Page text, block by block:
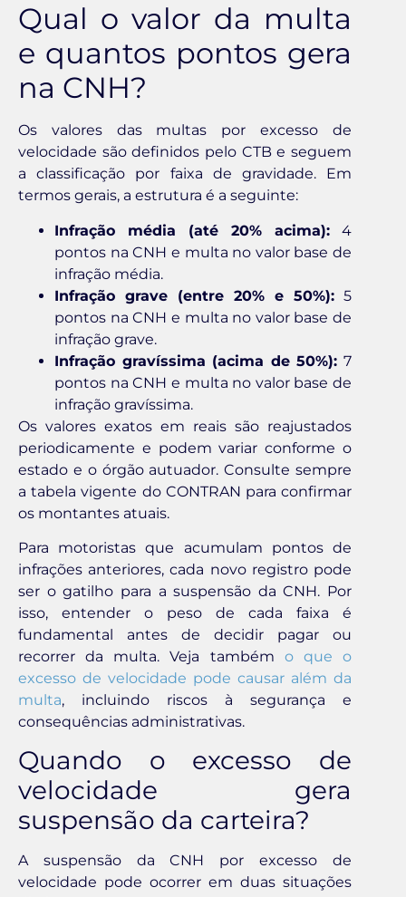
Qual o valor da multa
e quantos pontos gera
na CNH?
Os valores das multas por excesso de
velocidade são definidos pelo CTB e seguem
a classificação por faixa de gravidade. Em
termos gerais, a estrutura é a seguinte:
Infração média (até 20% acima): 4
pontos na CNH e multa no valor base de
infração média.
Infração grave (entre 20% e 50%): 5
pontos na CNH e multa no valor base de
infração grave.
Infração gravíssima (acima de 50%): 7
pontos na CNH e multa no valor base de
infração gravíssima.
Os valores exatos em reais são reajustados
periodicamente e podem variar conforme o
estado e o órgão autuador. Consulte sempre
a tabela vigente do CONTRAN para confirmar
os montantes atuais.
Para motoristas que acumulam pontos de
infrações anteriores, cada novo registro pode
ser o gatilho para a suspensão da CNH. Por
isso, entender o peso de cada faixa é
fundamental antes de decidir pagar ou
recorrer da multa. Veja também o que o
excesso de velocidade pode causar além da
multa, incluindo riscos à segurança e
consequências administrativas.
Quando o excesso de
velocidade gera
suspensão da carteira?
A suspensão da CNH por excesso de
velocidade pode ocorrer em duas situações